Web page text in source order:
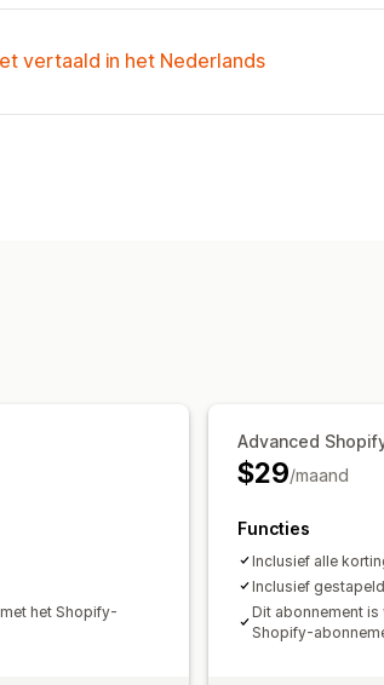
vertaald in het Nederlands
het Shopify-
Advanced
$29/maand
Functies
Inclusief alle
Inclusief
Dit abonnement
Shopify-